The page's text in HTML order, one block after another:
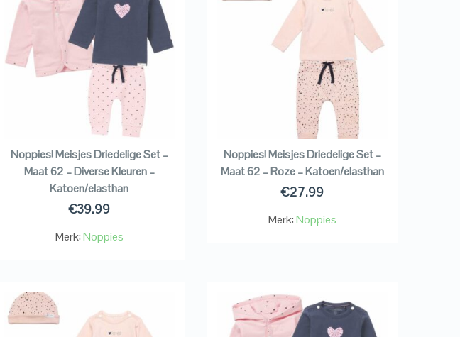
Noppies! Meisjes Driedelige Set –
Maat 62 – Diverse Kleuren –
Katoen/elasthan
€39.99
Merk:Noppies
Noppies! Meisjes Driedelige Set –
Maat 62 – Roze – Katoen/elasthan
€27.99
Merk:Noppies